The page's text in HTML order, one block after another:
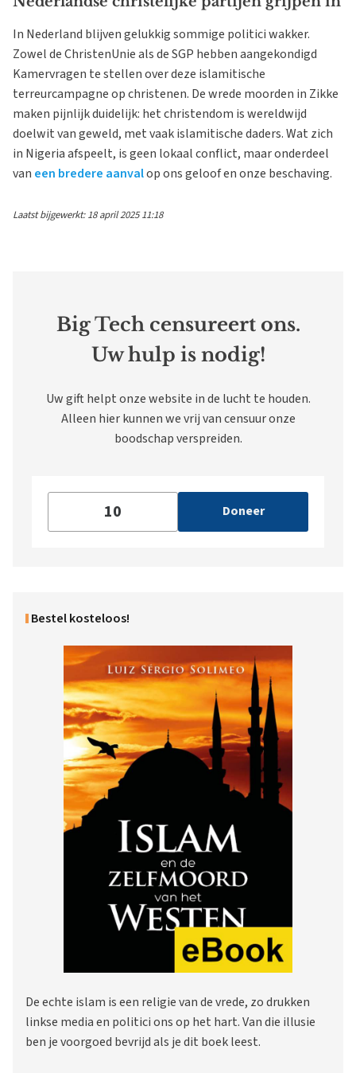
In Nederland blijven gelukkig sommige politici wakker.
Zowel de ChristenUnie als de SGP hebben aangekondigd
Kamervragen te stellen over deze islamitische
terreurcampagne op christenen. De wrede moorden in Zikke
maken pijnlijk duidelijk: het christendom is wereldwijd
doelwit van geweld, met vaak islamitische daders. Wat zich
in Nigeria afspeelt, is geen lokaal conflict, maar onderdeel
van een bredere aanvalop ons geloof en onze beschaving.
Laatst bijgewerkt: 18 april 2025 11:18
Big Tech censureert ons.
Uw hulp is nodig!
Uw gift helpt onze website in de lucht te houden.
Alleen hier kunnen we vrij van censuur onze
boodschap verspreiden.
Doneer
Bestel kosteloos!
De echte islam is een religie van de vrede, zo drukken
linkse media en politici ons op het hart. Van die illusie
ben je voorgoed bevrijd als je dit boek leest.